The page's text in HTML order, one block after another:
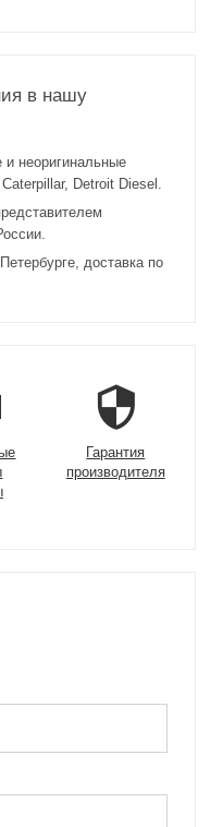
в нашу
и неоригинальные
Detroit Diesel.
доставка по
Гарантия
производителя